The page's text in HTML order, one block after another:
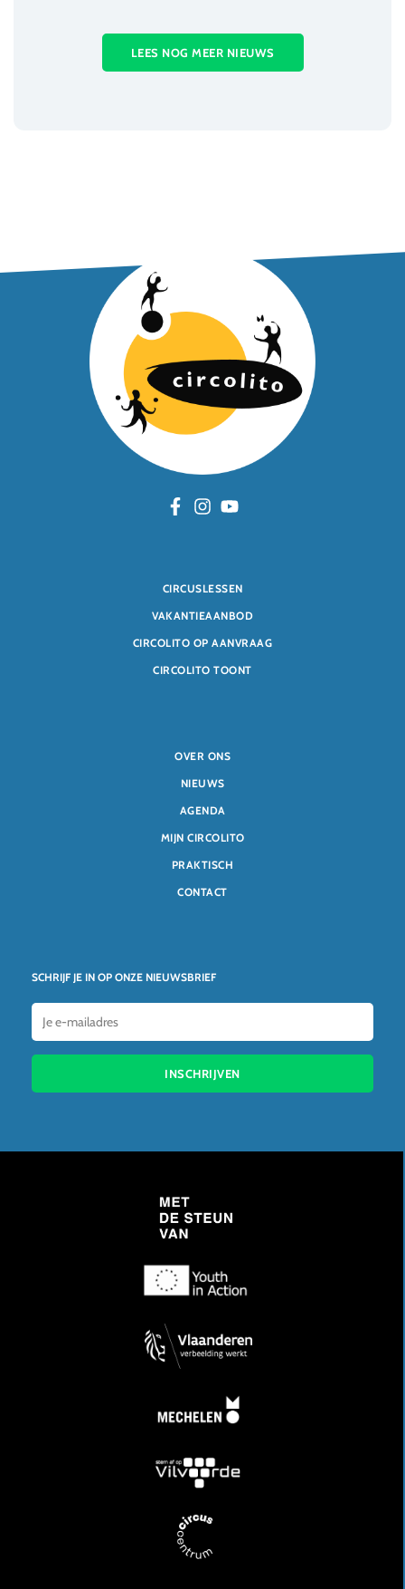
LEES NOG MEER NIEUWS
CIRCUSLESSEN
VAKANTIEAANBOD
CIRCOLITO OP AANVRAAG
CIRCOLITO TOONT
SCHRIJF JE IN OP ONZE NIEUWSBRIEF
INSCHRIJVEN
OVER ONS
NIEUWS
AGENDA
MIJN CIRCOLITO
PRAKTISCH
CONTACT